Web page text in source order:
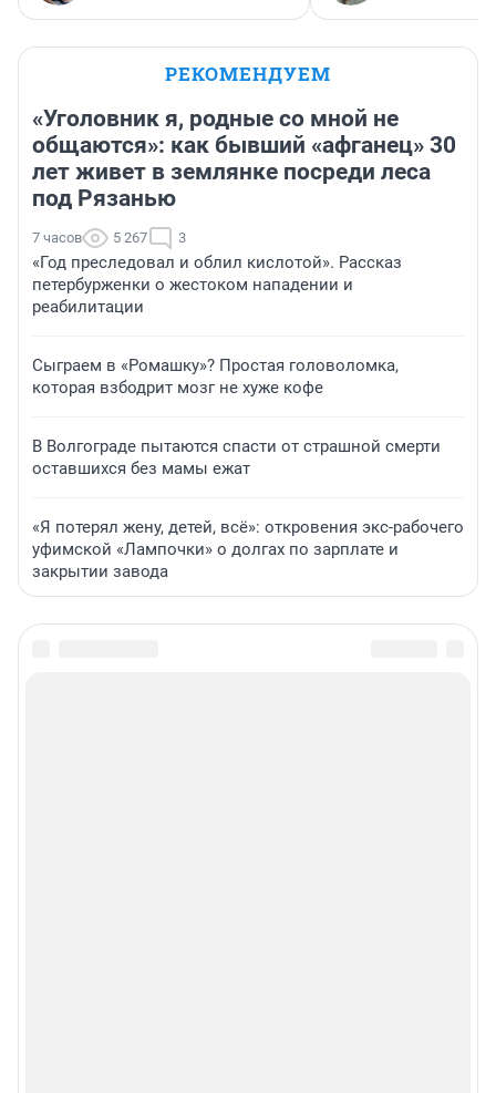
РЕКОМЕНДУЕМ
«Уголовник я, родные со мной не
общаются»: как бывший «афганец» 30
лет живет в землянке посреди леса
под Рязанью
7 часов 5 267 3
«Год преследовал и облил кислотой». Рассказ
петербурженки о жестоком нападении и
реабилитации
Сыграем в «Ромашку»? Простая головоломка,
которая взбодрит мозг не хуже кофе
В Волгограде пытаются спасти от страшной смерти
оставшихся без мамы ежат
«Я потерял жену, детей, всё»: откровения экс-рабочего
уфимской «Лампочки» о долгах по зарплате и
закрытии завода